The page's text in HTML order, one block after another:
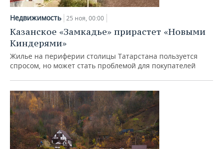
ВОДНЫЕ ВИДЫ СПОРТА
ХОККЕЙ С МЯЧОМ
ОБРАЗОВАНИЕ
ПРОИСШЕСТВИЯ
Недвижимость 25 ноя, 00:00
Казанское «Замкадье» прирастет «Новыми
Киндерями»
Жилье на периферии столицы Татарстана пользуется
спросом, но может стать проблемой для покупателей